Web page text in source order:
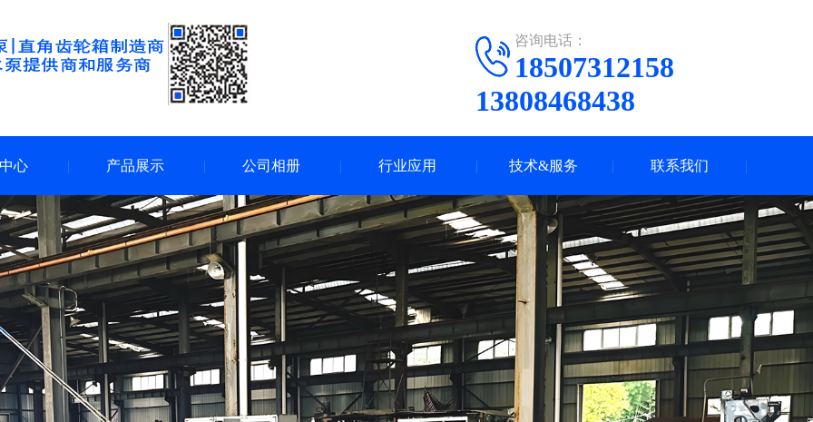
咨询电话：
18507312158
13808468438
心 产品展示 公司相册 行业应用 技术&服务 联系我们